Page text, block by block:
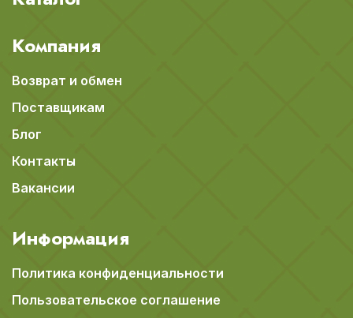
Компания
Возврат и обмен
Поставщикам
Блог
Контакты
Вакансии
Информация
Политика конфиденциальности
Пользовательское соглашение